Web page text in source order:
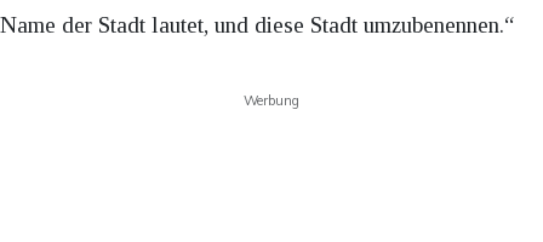
Name der Stadt lautet, und diese Stadt umzubenennen.“
Werbung